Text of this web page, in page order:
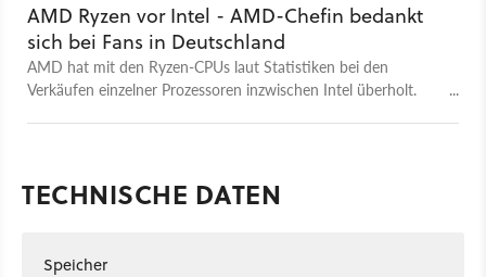
AMD Ryzen vor Intel - AMD-Chefin bedankt
sich bei Fans in Deutschland
AMD hat mit den Ryzen-CPUs laut Statistiken bei den
Verkäufen einzelner Prozessoren inzwischen Intel überholt.
TECHNISCHE DATEN
Speicher